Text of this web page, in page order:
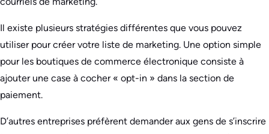
Il existe plusieurs stratégies différentes que vous pouvez
utiliser pour créer votre liste de marketing. Une option simple
pour les boutiques de commerce électronique consiste à
ajouter une case à cocher « opt-in » dans la section de
paiement.
D’autres entreprises préfèrent demander aux gens de s’inscrire